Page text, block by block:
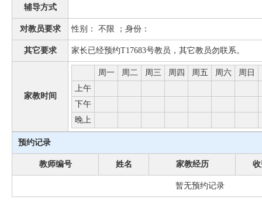
辅导方式
对教员要求 性别： 不限 ；身份：
其它要求 家长已经预约T17683号教员，其它教员勿联系。
家教时间
周一 周二 周三 周四 周五 周六 周日
上午
下午
晚上
预约记录
教师编号 姓名 家教经历
暂无预约记录